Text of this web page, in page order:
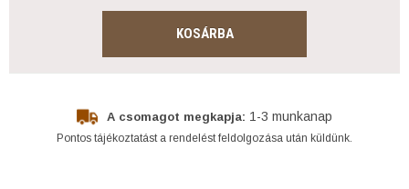
KOSÁRBA
A csomagot megkapja: 1-3 munkanap
Pontos tájékoztatást a rendelést feldolgozása után küldünk.